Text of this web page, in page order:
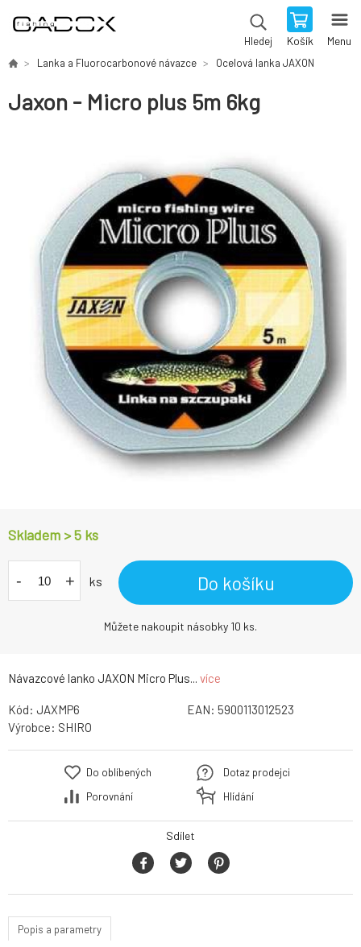
Hledej Košík Menu
Lanka a Fluorocarbonové návazce Ocelová lanka JAXON
Jaxon - Micro plus 5m 6kg
Návazcové lanko JAXON Micro Plus... více
Skladem > 5 ks
- + ks Do košíku
Můžete nakoupit násobky 10 ks.
Kód: JAXMP6 EAN: 5900113012523
Výrobce: SHIRO
Do oblíbených
Porovnání
Dotaz prodejci
Hlídání
Sdílet
Popis a parametry